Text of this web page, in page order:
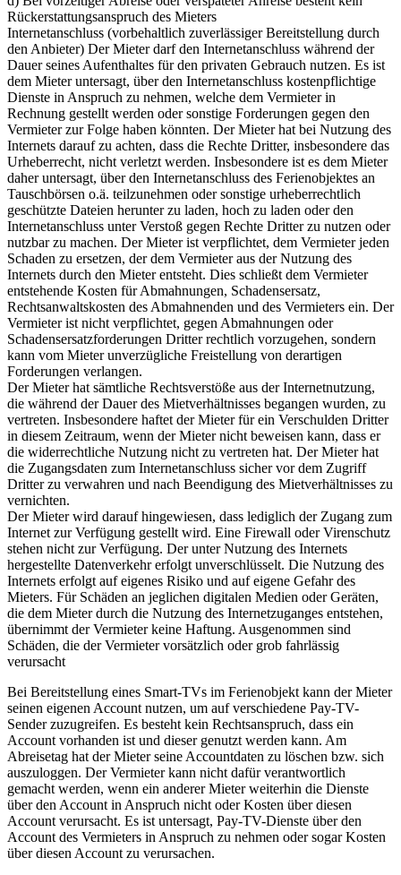
Rückerstattungsanspruch des Mieters
Internetanschluss (vorbehaltlich zuverlässiger Bereitstellung durch
den Anbieter) Der Mieter darf den Internetanschluss während der
Dauer seines Aufenthaltes für den privaten Gebrauch nutzen. Es ist
dem Mieter untersagt, über den Internetanschluss kostenpflichtige
Dienste in Anspruch zu nehmen, welche dem Vermieter in
Rechnung gestellt werden oder sonstige Forderungen gegen den
Vermieter zur Folge haben könnten. Der Mieter hat bei Nutzung des
Internets darauf zu achten, dass die Rechte Dritter, insbesondere das
Urheberrecht, nicht verletzt werden. Insbesondere ist es dem Mieter
daher untersagt, über den Internetanschluss des Ferienobjektes an
Tauschbörsen o.ä. teilzunehmen oder sonstige urheberrechtlich
geschützte Dateien herunter zu laden, hoch zu laden oder den
Internetanschluss unter Verstoß gegen Rechte Dritter zu nutzen oder
nutzbar zu machen. Der Mieter ist verpflichtet, dem Vermieter jeden
Schaden zu ersetzen, der dem Vermieter aus der Nutzung des
Internets durch den Mieter entsteht. Dies schließt dem Vermieter
entstehende Kosten für Abmahnungen, Schadensersatz,
Rechtsanwaltskosten des Abmahnenden und des Vermieters ein. Der
Vermieter ist nicht verpflichtet, gegen Abmahnungen oder
Schadensersatzforderungen Dritter rechtlich vorzugehen, sondern
kann vom Mieter unverzügliche Freistellung von derartigen
Forderungen verlangen.
Der Mieter hat sämtliche Rechtsverstöße aus der Internetnutzung,
die während der Dauer des Mietverhältnisses begangen wurden, zu
vertreten. Insbesondere haftet der Mieter für ein Verschulden Dritter
in diesem Zeitraum, wenn der Mieter nicht beweisen kann, dass er
die widerrechtliche Nutzung nicht zu vertreten hat. Der Mieter hat
die Zugangsdaten zum Internetanschluss sicher vor dem Zugriff
Dritter zu verwahren und nach Beendigung des Mietverhältnisses zu
vernichten.
Der Mieter wird darauf hingewiesen, dass lediglich der Zugang zum
Internet zur Verfügung gestellt wird. Eine Firewall oder Virenschutz
stehen nicht zur Verfügung. Der unter Nutzung des Internets
hergestellte Datenverkehr erfolgt unverschlüsselt. Die Nutzung des
Internets erfolgt auf eigenes Risiko und auf eigene Gefahr des
Mieters. Für Schäden an jeglichen digitalen Medien oder Geräten,
die dem Mieter durch die Nutzung des Internetzuganges entstehen,
übernimmt der Vermieter keine Haftung. Ausgenommen sind
Schäden, die der Vermieter vorsätzlich oder grob fahrlässig
verursacht
Bei Bereitstellung eines Smart-TVs im Ferienobjekt kann der Mieter
seinen eigenen Account nutzen, um auf verschiedene Pay-TV-
Sender zuzugreifen. Es besteht kein Rechtsanspruch, dass ein
Account vorhanden ist und dieser genutzt werden kann. Am
Abreisetag hat der Mieter seine Accountdaten zu löschen bzw. sich
auszuloggen. Der Vermieter kann nicht dafür verantwortlich
gemacht werden, wenn ein anderer Mieter weiterhin die Dienste
über den Account in Anspruch nicht oder Kosten über diesen
Account verursacht. Es ist untersagt, Pay-TV-Dienste über den
Account des Vermieters in Anspruch zu nehmen oder sogar Kosten
über diesen Account zu verursachen.